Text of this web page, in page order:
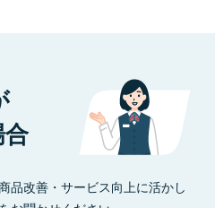
品改善・サービス向上に活かし